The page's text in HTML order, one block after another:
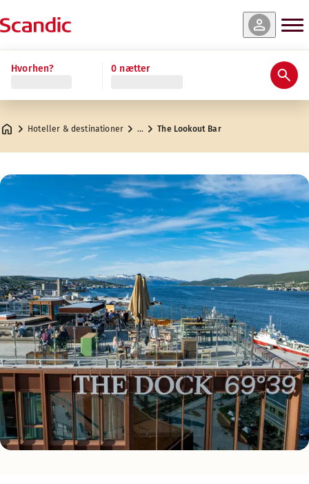
Hvorhen? 0 nætter
Hoteller & destinationer … The Lookout Bar